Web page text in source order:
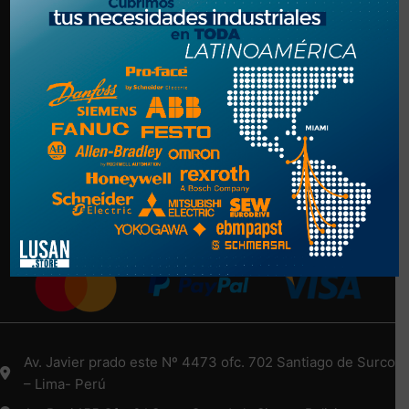
Politica de Privacidad
Términos y Condiciones
NUESTRA EMPRESA
Nosotros
Más Información Aquí
Medios de Pago
Av. Javier prado este Nº 4473 ofc. 702 Santiago de Surco
– Lima- Perú